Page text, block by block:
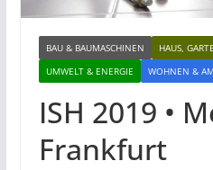
BAU & BAUMASCHINEN
HAUS,
UMWELT & ENERGIE
WOHNEN &
ISH 2019 •
Frankfurt